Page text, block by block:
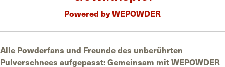
Powered by WEPOWDER
Alle Powderfans und Freunde des unberührten
Pulverschnees aufgepasst: Gemeinsam mit WEPOWDER